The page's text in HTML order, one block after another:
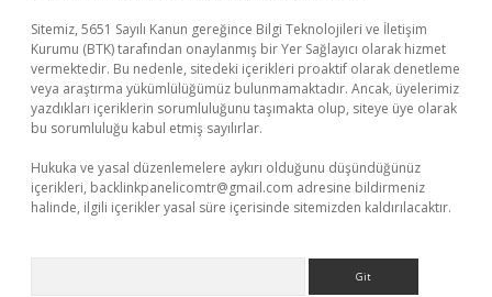
Sitemiz, 5651 Sayılı Kanun gereğince Bilgi Teknolojileri ve İletişim
Kurumu (BTK) tarafından onaylanmış bir Yer Sağlayıcı olarak hizmet
vermektedir. Bu nedenle, sitedeki içerikleri proaktif olarak denetleme
veya araştırma yükümlülüğümüz bulunmamaktadır. Ancak, üyelerimiz
yazdıkları içeriklerin sorumluluğunu taşımakta olup, siteye üye olarak
bu sorumluluğu kabul etmiş sayılırlar.
Hukuka ve yasal düzenlemelere aykırı olduğunu düşündüğünüz
içerikleri, backlinkpanelicomtr@gmail.com adresine bildirmeniz
halinde, ilgili içerikler yasal süre içerisinde sitemizden kaldırılacaktır.